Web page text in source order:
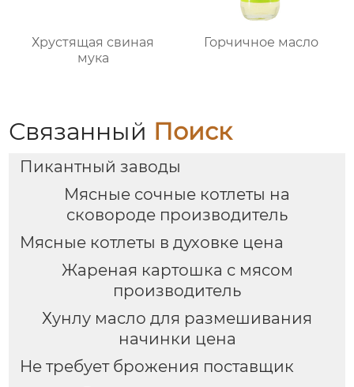
Хрустящая свиная
мука
Горчичное масло
Связанный Поиск
Пикантный заводы
Мясные сочные котлеты на
сковороде производитель
Мясные котлеты в духовке цена
Жареная картошка с мясом
производитель
Хунлу масло для размешивания
начинки цена
Не требует брожения поставщик